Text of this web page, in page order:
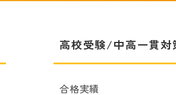
高校受験/中高一貫対
合格実績